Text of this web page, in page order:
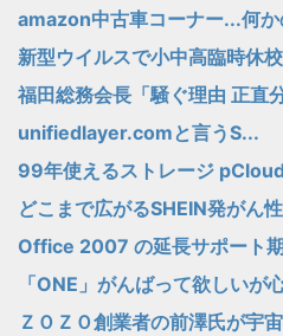
amazon中古車コーナー...何
新型ウイルスで小中高臨時休
福田総務会長「騒ぐ理由 正直
unifiedlayer.comと言うS...
99年使えるストレージ pCloud
どこまで広がるSHEIN発がん
Office 2007 の延長サポート
「ONE」がんばって欲しいが
ＺＯＺＯ創業者の前澤氏が宇